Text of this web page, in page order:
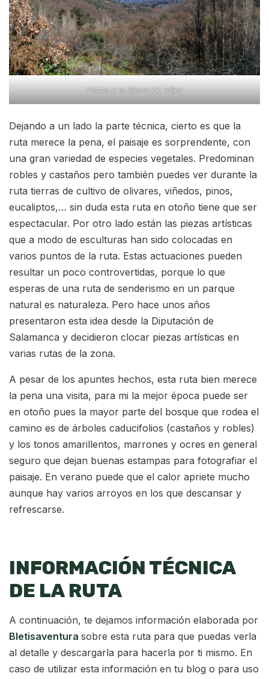
Vistas a la Sierra de Béjar
Dejando a un lado la parte técnica, cierto es que la
ruta merece la pena, el paisaje es sorprendente, con
una gran variedad de especies vegetales. Predominan
robles y castaños pero también puedes ver durante la
ruta tierras de cultivo de olivares, viñedos, pinos,
eucaliptos,… sin duda esta ruta en otoño tiene que ser
espectacular. Por otro lado están las piezas artísticas
que a modo de esculturas han sido colocadas en
varios puntos de la ruta. Estas actuaciones pueden
resultar un poco controvertidas, porque lo que
esperas de una ruta de senderismo en un parque
natural es naturaleza. Pero hace unos años
presentaron esta idea desde la Diputación de
Salamanca y decidieron clocar piezas artísticas en
varias rutas de la zona.
A pesar de los apuntes hechos, esta ruta bien merece
la pena una visita, para mi la mejor época puede ser
en otoño pues la mayor parte del bosque que rodea el
camino es de árboles caducifolios (castaños y robles)
y los tonos amarillentos, marrones y ocres en general
seguro que dejan buenas estampas para fotografiar el
paisaje. En verano puede que el calor apriete mucho
aunque hay varios arroyos en los que descansar y
refrescarse.
INFORMACIÓN TÉCNICA
DE LA RUTA
A continuación, te dejamos información elaborada por
Bletisaventura sobre esta ruta para que puedas verla
al detalle y descargarla para hacerla por ti mismo. En
caso de utilizar esta información en tu blog o para uso